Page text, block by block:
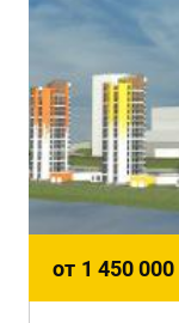
от 1 450 000